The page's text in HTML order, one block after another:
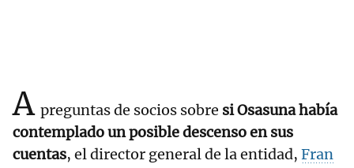
A preguntas de socios sobre si Osasuna había
contemplado un posible descenso en sus
cuentas, el director general de la entidad, Fran